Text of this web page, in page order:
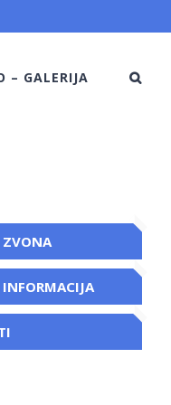
– GALERIJA
ZVONA
INFORMACIJA